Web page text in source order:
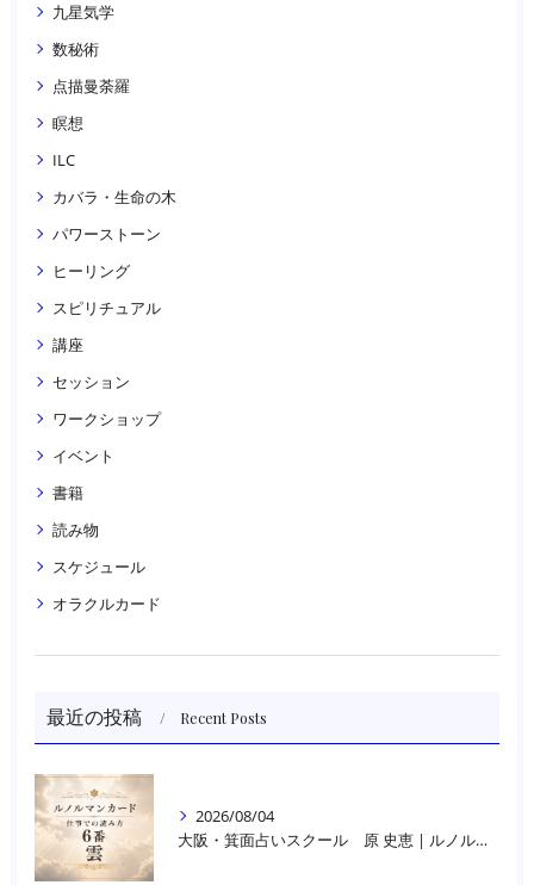
九星気学
数秘術
点描曼荼羅
瞑想
ILC
カバラ・生命の木
パワーストーン
ヒーリング
スピリチュアル
講座
セッション
ワークショップ
イベント
書籍
読み物
スケジュール
オラクルカード
最近の投稿 Recent Posts
2026/08/04
大阪・箕面占いスクール 原 史恵 | ルノルマンカード読み方のコツ「雲」 仕事をテーマに占った場合